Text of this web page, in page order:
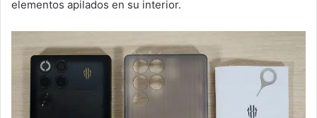
elementos apilados en su interior.